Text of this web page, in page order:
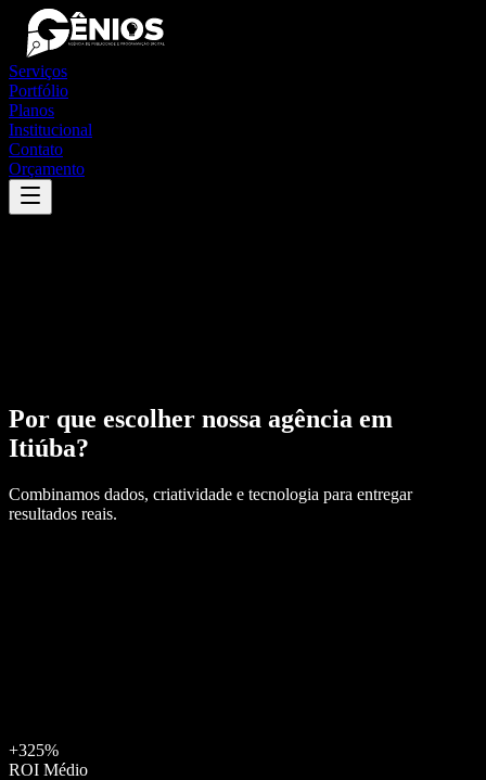
Serviços
Portfólio
Planos
Institucional
Contato
Orçamento
Por que escolher nossa agência em
Itiúba?
Combinamos dados, criatividade e tecnologia para entregar
resultados reais.
+325%
ROI Médio